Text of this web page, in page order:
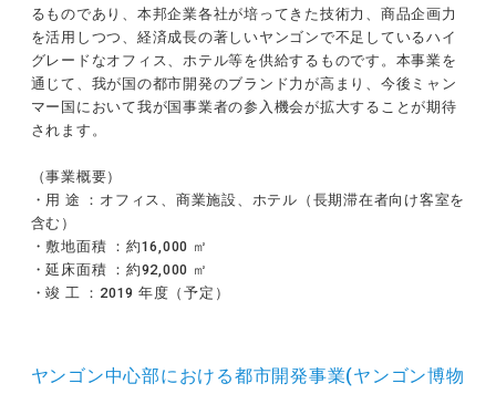
るものであり、本邦企業各社が培ってきた技術力、商品企画力
を活用しつつ、経済成長の著しいヤンゴンで不足しているハイ
グレードなオフィス、ホテル等を供給するものです。本事業を
通じて、我が国の都市開発のブランド力が高まり、今後ミャン
マー国において我が国事業者の参入機会が拡大することが期待
されます。
（事業概要）
・用 途 ：オフィス、商業施設、ホテル（長期滞在者向け客室を
含む）
・敷地面積 ：約16,000 ㎡
・延床面積 ：約92,000 ㎡
・竣 工 ：2019 年度（予定）
ヤンゴン中心部における都市開発事業(ヤンゴン博物